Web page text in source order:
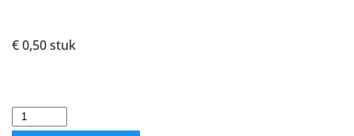
€ 0,50stuk